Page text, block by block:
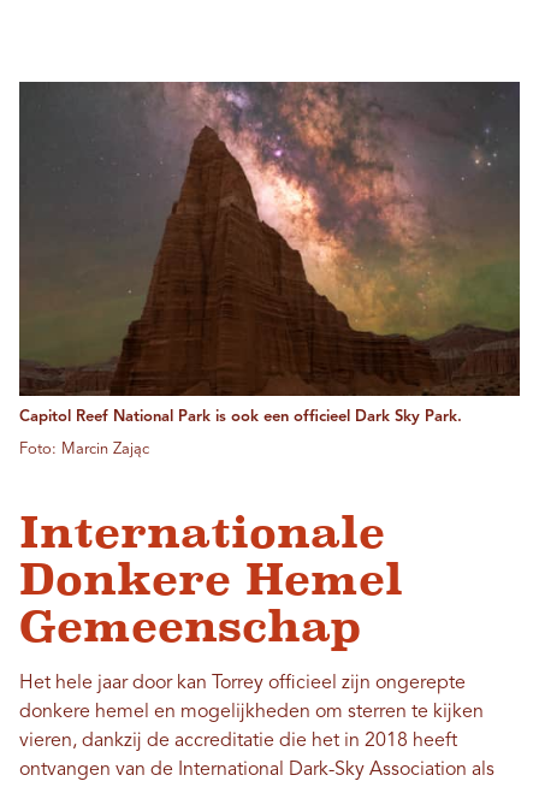
Capitol Reef National Park is ook een officieel Dark Sky Park.
Foto: Marcin Zając
Internationale
Donkere Hemel
Gemeenschap
Het hele jaar door kan Torrey officieel zijn ongerepte
donkere hemel en mogelijkheden om sterren te kijken
vieren, dankzij de accreditatie die het in 2018 heeft
ontvangen van de International Dark-Sky Association als